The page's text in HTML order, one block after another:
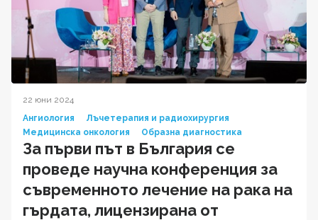
22 юни 2024
Ангиология
Лъчетерапия и радиохирургия
Медицинска онкология
Образна диагностика
За първи път в България се
проведе научна конференция за
съвременното лечение на рака на
гърдата, лицензирана от